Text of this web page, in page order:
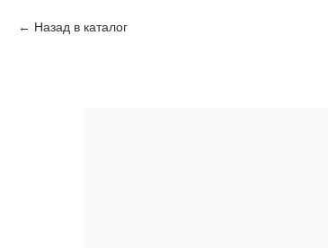
Назад в каталог